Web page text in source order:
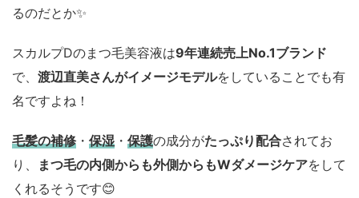
るのだとか✨
スカルプDのまつ毛美容液は9年連続売上No.1ブランド
で、 渡辺直美さんがイメージモデルをしていることでも有
名ですよね！
毛髪の補修 ・ 保湿 ・ 保護の成分がたっぷり配合されてお
り、
まつ毛の内側からも外側からもWダメージケアをして
くれるそうです😊